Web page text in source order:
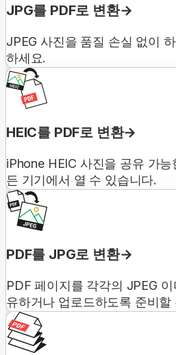
JPG를 PDF로 변환
JPEG 사진을 품질 손실 없이
하세요.
HEIC를 PDF로 변환
iPhone HEIC 사진을 공유 가
든 기기에서 열 수 있습니다.
PDF를 JPG로 변환
PDF 페이지를 각각의 JPEG
유하거나 업로드하도록 준비할